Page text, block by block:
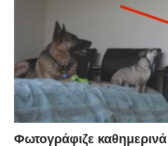
Φωτογράφιζε